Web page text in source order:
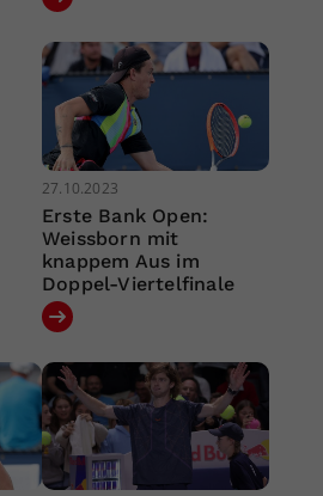
27.10.2023
Erste Bank Open:
Weissborn mit
knappem Aus im
Doppel-Viertelfinale